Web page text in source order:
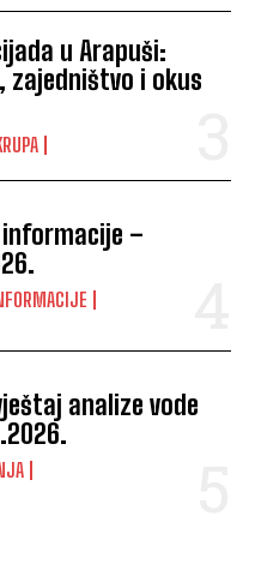
u Arapuši:
zajedništvo i okus
informacije –
analize vode